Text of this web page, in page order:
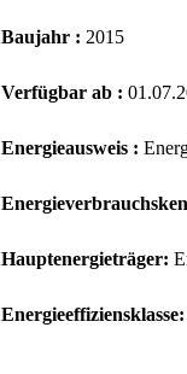
Baujahr : 2015
Verfügbar ab :
Energieausweis :
Hauptenergieträger:
Energieeffiziensklasse: